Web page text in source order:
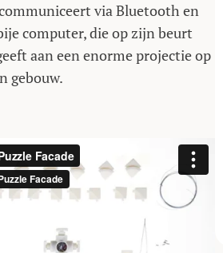
via Bluetooth en
computer, die op zijn beurt
aan een enorme projectie op
gebouw.